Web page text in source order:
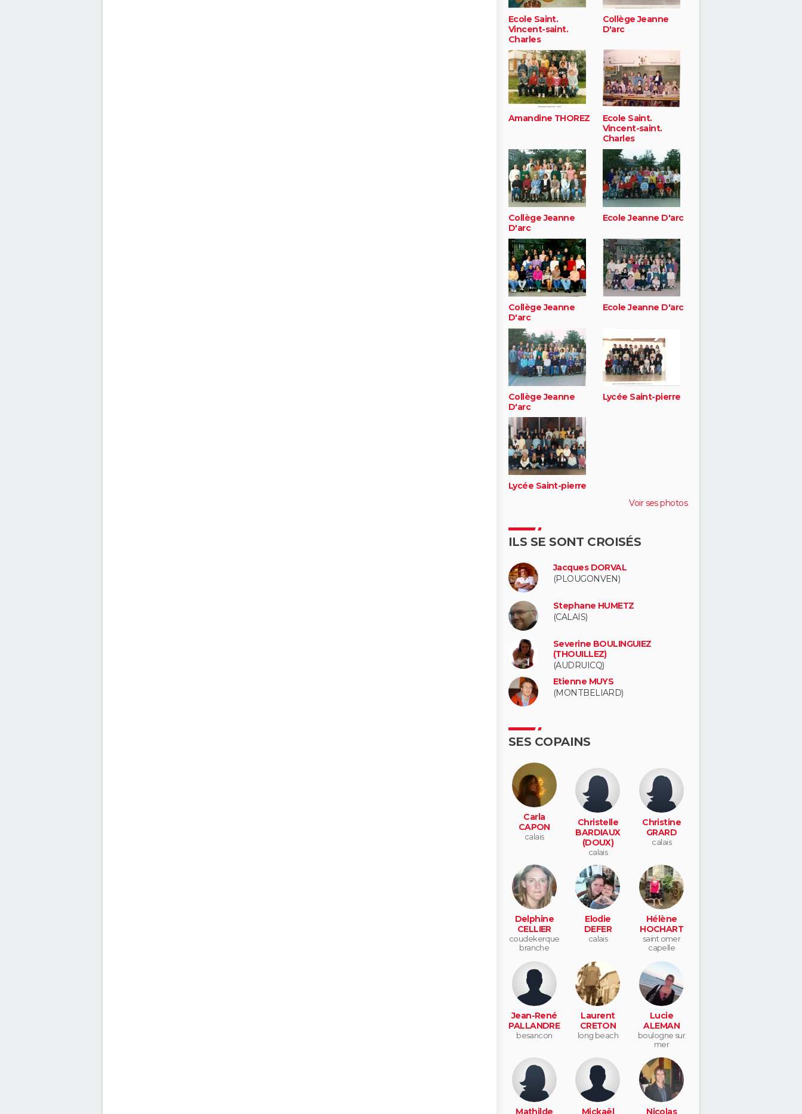
Ecole Saint.
Vincent-saint.
Charles
Collège Jeanne
D'arc
Amandine THOREZ
Ecole Saint.
Vincent-saint.
Charles
Collège Jeanne
D'arc
Ecole Jeanne D'arc
Collège Jeanne
D'arc
Ecole Jeanne D'arc
Collège Jeanne
D'arc
Lycée Saint-pierre
Lycée Saint-pierre
Voir ses photos
ILS SE SONT CROISÉS
Jacques DORVAL
(PLOUGONVEN)
Stephane HUMETZ
(CALAIS)
Severine BOULINGUIEZ
(THOUILLEZ)
(AUDRUICQ)
Etienne MUYS
(MONTBELIARD)
SES COPAINS
Carla
CAPON
calais
Christelle
BARDIAUX
(DOUX)
calais
Christine
GRARD
calais
Delphine
CELLIER
coudekerque
branche
Elodie
DEFER
calais
Hélène
HOCHART
saint omer
capelle
Jean-René
PALLANDRE
besancon
Laurent
CRETON
long beach
Lucie
ALEMAN
boulogne sur
mer
Mathilde Mickaël Nicolas